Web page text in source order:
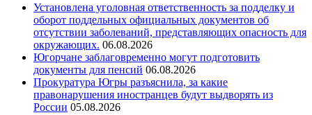
Установлена уголовная ответственность за подделку и
оборот поддельных официальных документов об
отсутствии заболеваний, представляющих опасность для
окружающих. 06.08.2026
Югорчане заблаговременно могут подготовить
документы для пенсий 06.08.2026
Прокуратура Югры разъяснила, за какие
правонарушения иностранцев будут выдворять из
России 05.08.2026